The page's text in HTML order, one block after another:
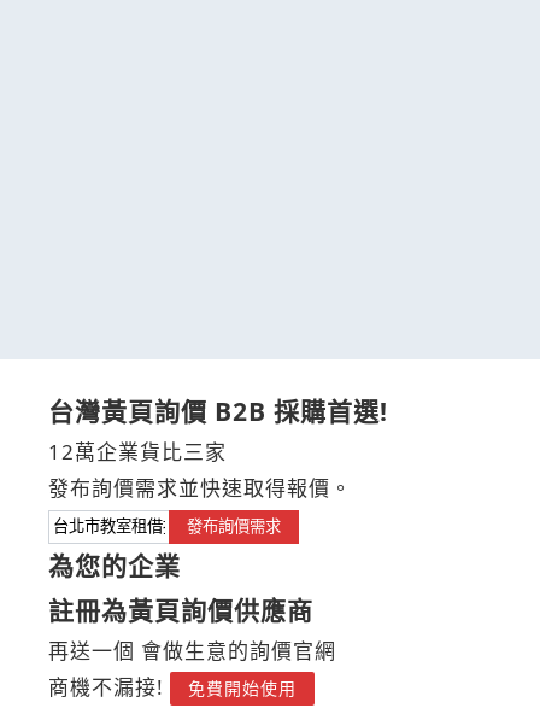
台灣黃頁詢價 B2B 採購首選!
12萬企業貨比三家
發布詢價需求並快速取得報價。
發布詢價需求
為您的企業
註冊為黃頁詢價供應商
再送一個 會做生意的詢價官網
商機不漏接!
免費開始使用